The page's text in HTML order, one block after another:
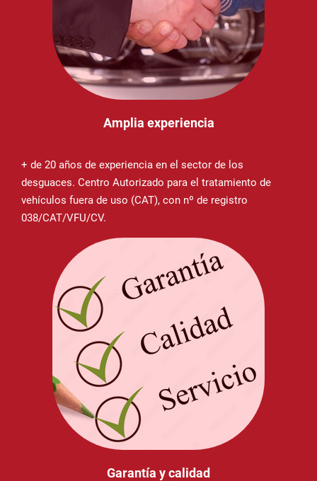
Amplia experiencia
+ de 20 años de experiencia en el sector de los
desguaces. Centro Autorizado para el tratamiento de
vehículos fuera de uso (CAT), con nº de registro
038/CAT/VFU/CV.
Garantía y calidad